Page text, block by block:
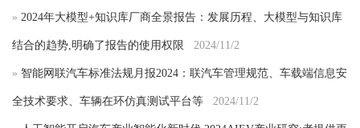
» 2024年大模型+知识库厂商全景报告：发展历程、大模型与知识库
结合的趋势,明确了报告的使用权限 2024/11/2
» 智能网联汽车标准法规月报2024：联汽车管理规范、车载端信息安
全技术要求、车辆在环仿真测试平台等 2024/11/2